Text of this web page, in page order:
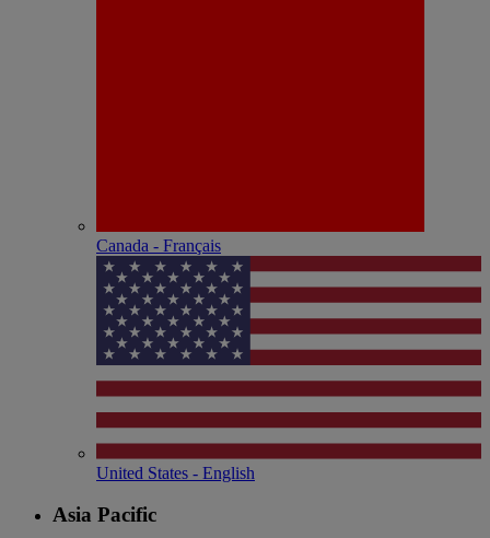
Canada - Français
United States - English
Asia Pacific